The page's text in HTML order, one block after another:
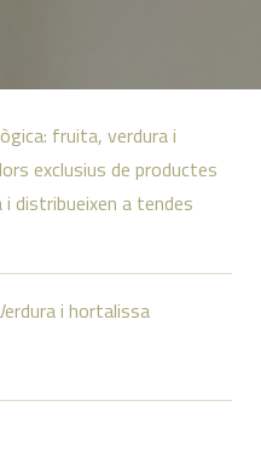
fruita, verdura i
exclusius de productes
distribueixen a tendes
i hortalissa